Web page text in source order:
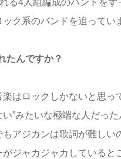
ク系のバンドを追ってい
たんですか？
はロックしかないと思っ
い”みたいな極端な人だっ
もアジカンは歌詞が難し
ジャカジャカしていると